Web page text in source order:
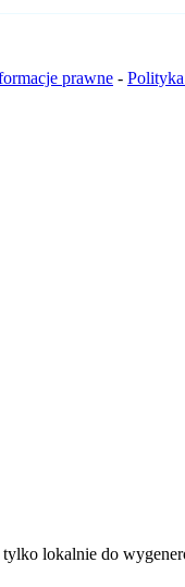
prawne -
lokalnie do